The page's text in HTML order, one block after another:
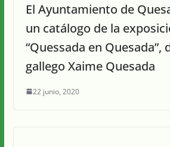
El Ayuntamiento de
un catálogo de la
“Quessada en Quesada”,
gallego Xaime Quesada
22 junio, 2020